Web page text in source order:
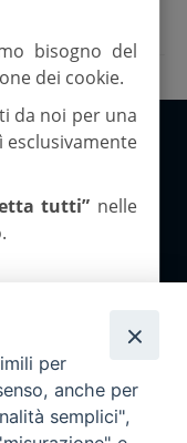
bisogno del
dei cookie.
da noi per una
tutti” nelle
per
anche per
semplici",